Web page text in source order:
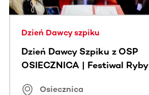
Dzień Dawcy szpiku
Dzień Dawcy Szpiku z OSP
OSIECZNICA | Festiwal Ryby
Osiecznica